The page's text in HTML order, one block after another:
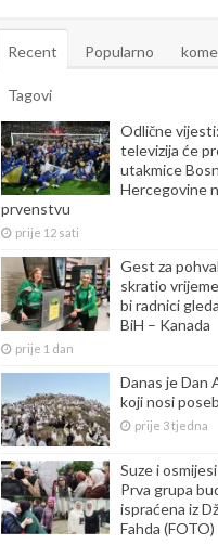
Recent Popularno
Tagovi
Odlične
televizija će
utakmice
Hercegovine
prvenstvu
prije 12 sati
Gest za
skratio
bi radnici
BiH – Kanada
prije 1 dan
Danas je Dan
koji nosi
prije 3 tjedna
Suze i
Prva grupa
ispraćena iz
Fahda (FOTO)